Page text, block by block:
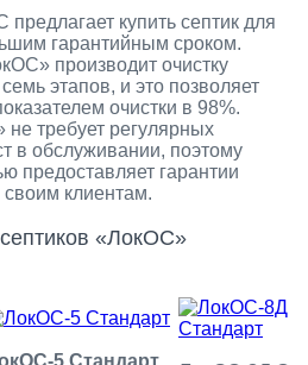
купить септик для
гарантийным сроком.
производит очистку
этапов, и это позволяет
очистки в 98%.
требует регулярных
в обслуживании, поэтому
предоставляет гарантии
своим клиентам.
«ЛокОС»
5 Стандарт